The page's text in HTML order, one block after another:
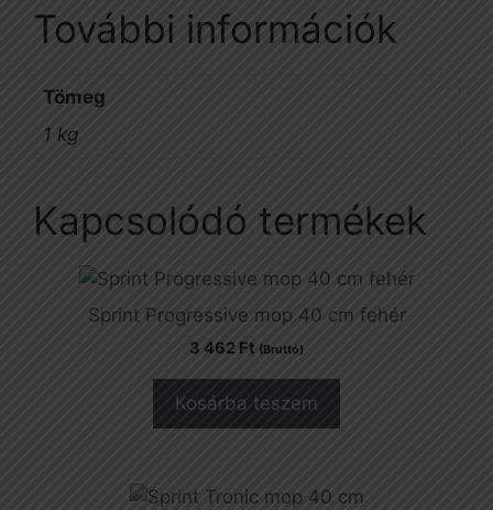
További információk
Tömeg
1 kg
Kapcsolódó termékek
Sprint Progressive mop 40 cm fehér
3 462 Ft (Bruttó)
Kosárba teszem